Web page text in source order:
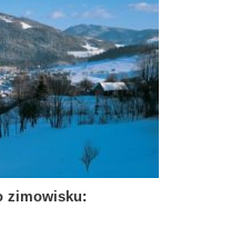
zimowisku: